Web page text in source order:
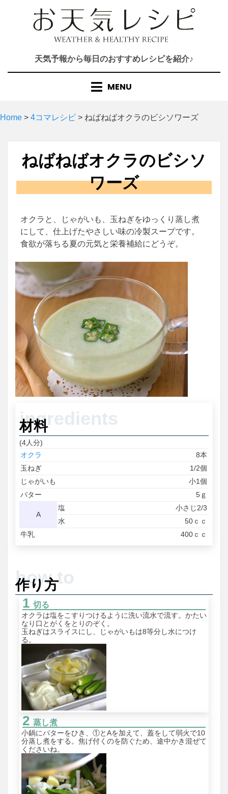
天気予報から毎日のおすすめレシピを紹介♪
MENU
Home > 4コマレシピ > ねばねばオクラのビシソワーズ
ねばねばオクラのビシソ
ワーズ
オクラと、じゃがいも、玉ねぎをゆっくり蒸し煮
にして、仕上げたやさしい味の冷製スープです。
食欲が落ちる夏の元気と栄養補給にどうぞ。
材料
(4人分)
オクラ
8本
玉ねぎ
1/2個
じゃがいも
小1個
バター
5ｇ
A
塩
小さじ2/3
水
50ｃｃ
牛乳
400ｃｃ
作り方
切る
オクラは塩をこすりつけるように洗い流水で流す。かたい
なり口とがくをとりのぞく。
玉ねぎはスライスにし、じゃがいもは8等分し水につけ
る。
蒸し煮
小鍋にバターをひき、①とAを加えて、蓋をして弱火で10
分蒸し煮をする。焦げ付くのを防ぐため、途中かき混ぜて
くださいね。